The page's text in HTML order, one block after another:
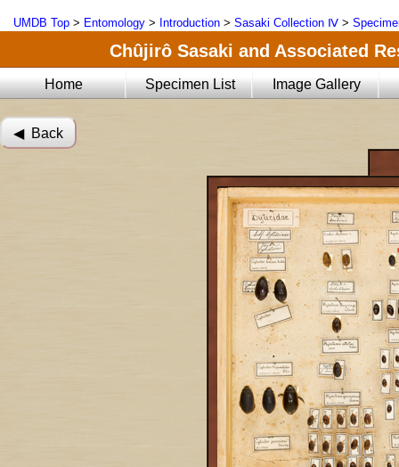
UMDB Top > Entomology > Introduction > Sasaki Collection Ⅳ >
Chûjirô Sasaki and Associated
Home Specimen List Image Gallery
◀︎ Back